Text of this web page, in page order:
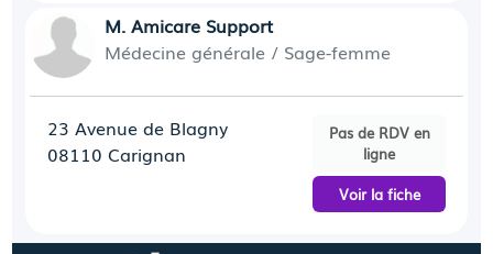
M. Amicare Support
Médecine générale / Sage-femme
23 Avenue de Blagny
08110 Carignan
Pas de RDV en
ligne
Voir la fiche